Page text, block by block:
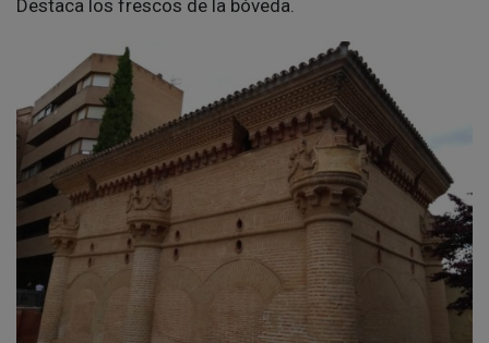
Destaca los frescos de la bóveda.